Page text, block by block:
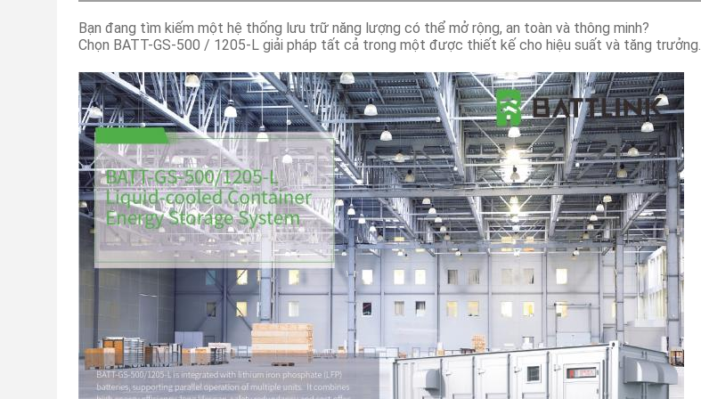
Bạn đang tìm kiếm một hệ thống lưu trữ năng lượng có thể mở rộng, an toàn và thông minh?
Chọn BATT-GS-500 / 1205-L giải pháp tất cả trong một được thiết kế cho hiệu suất và tăng trưởng.